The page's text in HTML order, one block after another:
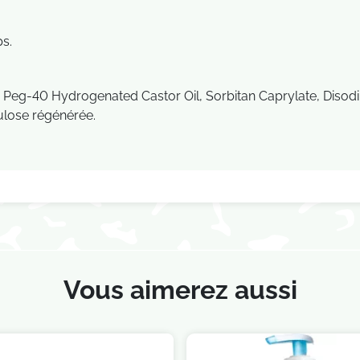
40 Hydrogenated Castor Oil, Sorbitan Caprylate,
régénérée.
Vous aimerez aussi